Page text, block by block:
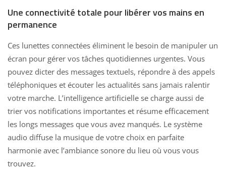
Une connectivité totale pour libérer vos mains en
permanence
Ces lunettes connectées éliminent le besoin de manipuler un
écran pour gérer vos tâches quotidiennes urgentes. Vous
pouvez dicter des messages textuels, répondre à des appels
téléphoniques et écouter les actualités sans jamais ralentir
votre marche. L’intelligence artificielle se charge aussi de
trier vos notifications importantes et résume efficacement
les longs messages que vous avez manqués. Le système
audio diffuse la musique de votre choix en parfaite
harmonie avec l’ambiance sonore du lieu où vous vous
trouvez.